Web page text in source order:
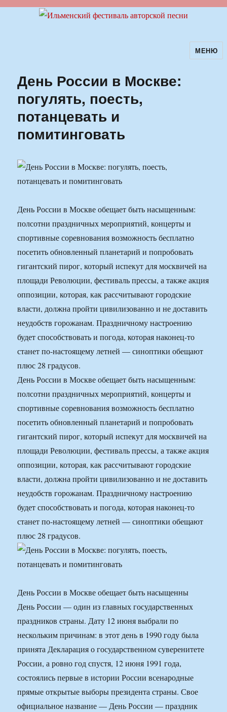
Ильменский фестиваль авторскойМЕНЮ
День России в Москве:
погулять, поесть,
потанцевать и
помитинговать
День России в Москве обещает быть насыщенным:
полсотни праздничных мероприятий, концерты и
спортивные соревнования возможность бесплатно
посетить обновленный планетарий и попробовать
гигантский пирог, который испекут для москвичей на
площади Революции, фестиваль прессы, а также акция
оппозиции, которая, как рассчитывают городские
власти, должна пройти цивилизованно и не доставить
неудобств горожанам. Праздничному настроению
будет способствовать и погода, которая наконец-то
станет по-настоящему летней — синоптики обещают
плюс 28 градусов.
День России в Москве обещает быть насыщенным:
полсотни праздничных мероприятий, концерты и
спортивные соревнования возможность бесплатно
посетить обновленный планетарий и попробовать
гигантский пирог, который испекут для москвичей на
площади Революции, фестиваль прессы, а также акция
оппозиции, которая, как рассчитывают городские
власти, должна пройти цивилизованно и не доставить
неудобств горожанам. Праздничному настроению
будет способствовать и погода, которая наконец-то
станет по-настоящему летней — синоптики обещают
плюс 28 градусов.
День России в Москве обещает быть насыщенны
День России — один из главных государственных
праздников страны. Дату 12 июня выбрали по
нескольким причинам: в этот день в 1990 году была
принята Декларация о государственном суверенитете
России, а ровно год спустя, 12 июня 1991 года,
состоялись первые в истории России всенародные
прямые открытые выборы президента страны. Свое
официальное название — День России — праздник